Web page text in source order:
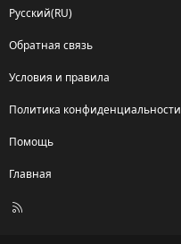
Русский(RU)
Обратная связь
Условия и правила
Политика конфиденциальности
Помощь
Главная
R